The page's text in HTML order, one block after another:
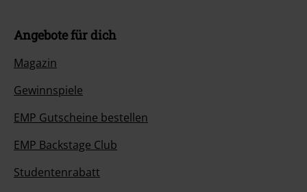
Angebote für dich
Magazin
Gewinnspiele
EMP Gutscheine bestellen
EMP Backstage Club
Studentenrabatt